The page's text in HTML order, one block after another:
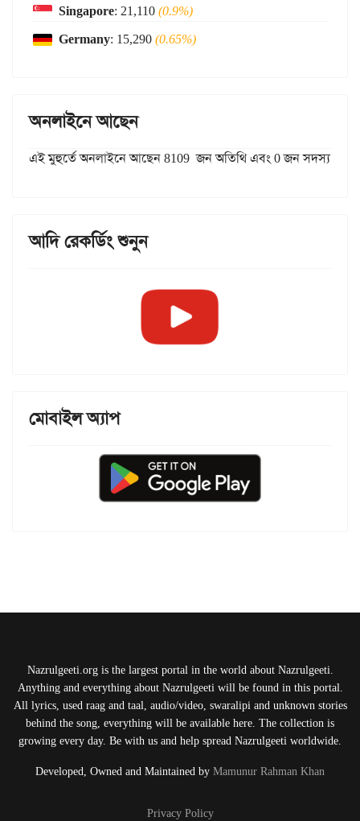
Singapore: 21,110(0.9%)
Germany: 15,290(0.65%)
অনলাইনে আছেন
এই মুহুর্তে অনলাইনে আছেন 8109 জন অতিথি এবং 0 জন সদস্য
আদি রেকর্ডিং শুনুন
মোবাইল অ্যাপ
Nazrulgeeti.org is the largest portal in the world about Nazrulgeeti.
Anything and everything about Nazrulgeeti will be found in this portal.
All lyrics, used raag and taal, audio/video, swaralipi and unknown stories
behind the song, everything will be available here. The collection is
growing every day. Be with us and help spread Nazrulgeeti worldwide.
Developed, Owned and Maintained by Mamunur Rahman Khan
Privacy Policy